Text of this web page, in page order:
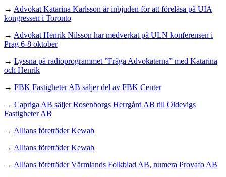
→ Advokat Katarina Karlsson är inbjuden för att föreläsa på UIA
kongressen i Toronto
→ Advokat Henrik Nilsson har medverkat på ULN konferensen i
Prag 6-8 oktober
→ Lyssna på radioprogrammet ”Fråga Advokaterna” med Katarina
och Henrik
→ FBK Fastigheter AB säljer del av FBK Center
→ Capriga AB säljer Rosenborgs Herrgård AB till Oldevigs
Fastigheter AB
→ Allians företräder Kewab
→ Allians företräder Kewab
→ Allians företräder Värmlands Folkblad AB, numera Provafo AB